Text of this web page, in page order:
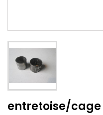
entretoise/